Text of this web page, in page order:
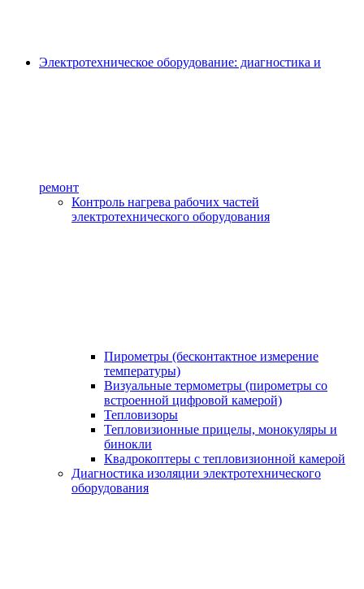
Электротехническое оборудование: диагностика и
ремонт
Контроль нагрева рабочих частей
электротехнического оборудования
Пирометры (бесконтактное измерение
температуры)
Визуальные термометры (пирометры со
встроенной цифровой камерой)
Тепловизоры
Тепловизионные прицелы, монокуляры и
бинокли
Квадрокоптеры с тепловизионной камерой
Диагностика изоляции электротехнического
оборудования